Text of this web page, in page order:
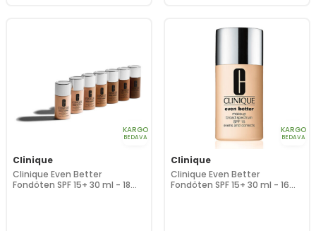
KARGO
BEDAVA
Clinique
Clinique Even Better
Fondöten SPF 15+ 30 ml - 18
KARGO
BEDAVA
Clinique
Clinique Even Better
Fondöten SPF 15+ 30 ml - 16